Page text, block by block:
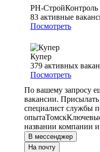
РН-СтройКонтроль
83 активные
Посмотреть
Купер
379 активных
Посмотреть
По вашему запросу
вакансии.
специалист службы
опытаТомск
названии компании
В мессенджер
На почту